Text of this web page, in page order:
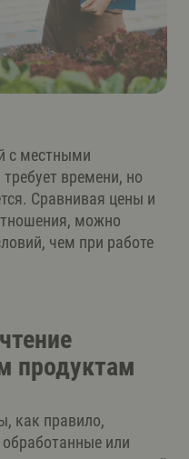
с местными
времени, но
Сравнивая цены и
можно
чем при работе
продуктам
как правило,
или